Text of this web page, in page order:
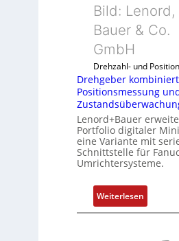
e
m
b
i
i
e
r
P
o
s
Bild: Lenord,
Bauer & Co.
GmbH
Drehzahl- und
Drehgeber kombiniert
Positionsmessung
Lenord+Bauer
Portfolio digitaler
eine Variante mit
Schnittstelle für
Umrichtersysteme.
Weiterlesen:
D